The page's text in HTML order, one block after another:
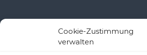
Cookie-Zustimmung
verwalten
Kontakt Ramsau